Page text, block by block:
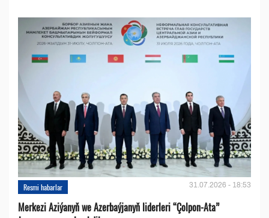
Resmi habarlar 31.07.2026 - 18:53
Merkezi Aziýanyň we Azerbaýjanyň liderleri “Çolpon-Ata”